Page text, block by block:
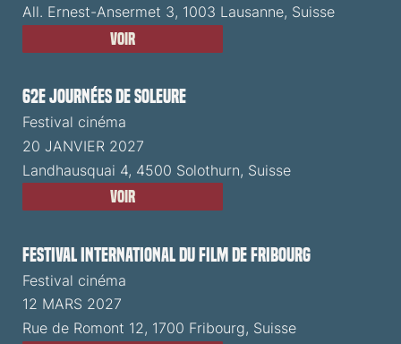
All. Ernest-Ansermet 3, 1003 Lausanne, Suisse
Voir
62e Journées de Soleure
Festival cinéma
20 JANVIER 2027
Landhausquai 4, 4500 Solothurn, Suisse
Voir
Festival International du Film de Fribourg
Festival cinéma
12 MARS 2027
Rue de Romont 12, 1700 Fribourg, Suisse